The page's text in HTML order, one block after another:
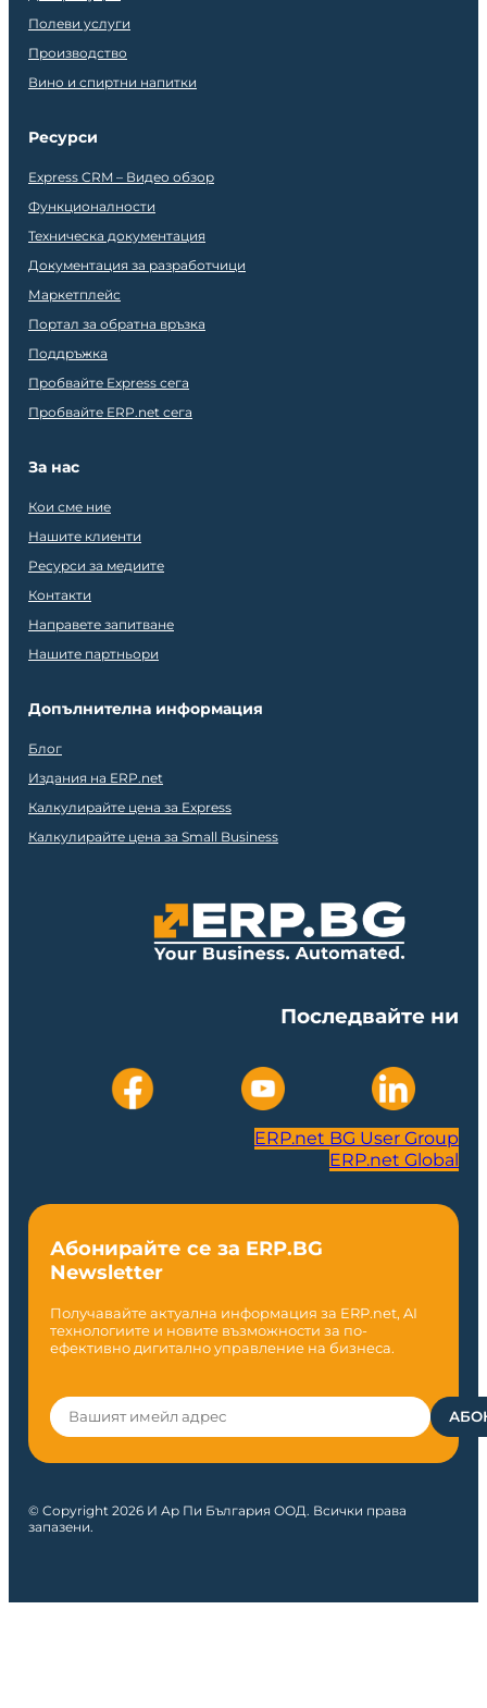
Полеви услуги
Производство
Вино и спиртни напитки
Ресурси
Express CRM – Видео обзор
Функционалности
Техническа документация
Документация за разработчици
Маркетплейс
Портал за обратна връзка
Поддръжка
Пробвайте Express сега
Пробвайте ERP.net сега
За нас
Кои сме ние
Нашите клиенти
Ресурси за медиите
Контакти
Направете запитване
Нашите партньори
Допълнителна информация
Блог
Издания на ERP.net
Калкулирайте цена за Express
Калкулирайте цена за Small Business
Последвайте ни
ERP.net BG User Group
ERP.net Global
Абонирайте се за ERP.BG
Newsletter
Получавайте актуална информация за ERP.net, AI
технологиите и новите възможности за по-
ефективно дигитално управление на бизнеса.
© Copyright 2026 И Ар Пи България ООД. Всички права
запазени.